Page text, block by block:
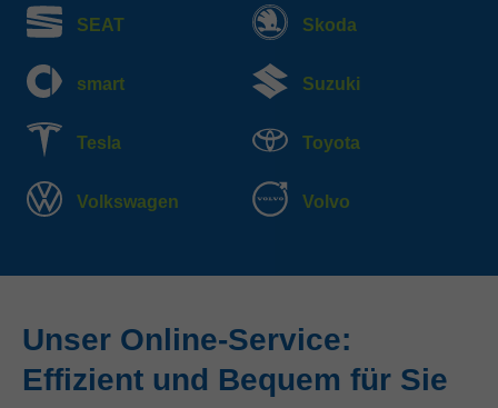
SEAT Skoda
smart Suzuki
Tesla Toyota
Volkswagen Volvo
Unser Online-Service:
Effizient und Bequem für Sie